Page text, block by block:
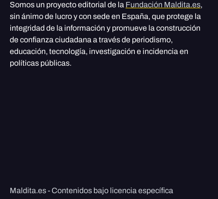
Somos un proyecto editorial de la Fundación Maldita.es,
sin ánimo de lucro y con sede en España, que protege la
integridad de la información y promueve la construcción
de confianza ciudadana a través de periodismo,
educación, tecnología, investigación e incidencia en
políticas públicas.
Maldita.es - Contenidos bajo licencia específica